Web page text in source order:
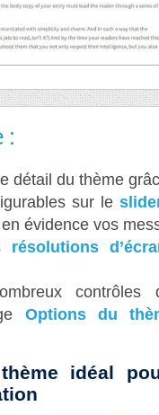
:
détail du thème
sur le
évidence vos
résolutions
contrôles
Options du
idéal